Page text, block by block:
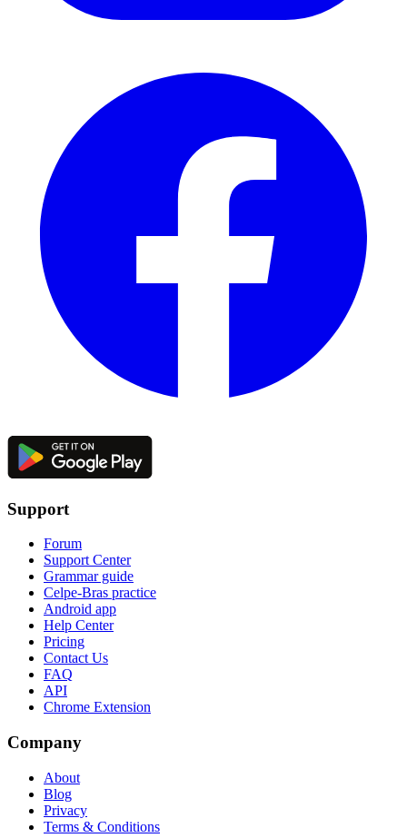
Support
Forum
Support Center
Grammar guide
Celpe-Bras practice
Android app
Help Center
Pricing
Contact Us
FAQ
API
Chrome Extension
Company
About
Blog
Privacy
Terms & Conditions